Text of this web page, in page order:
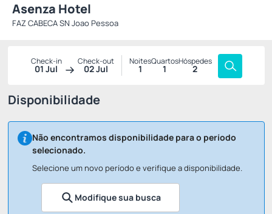
Asenza Hotel
FAZ CABECA SN Joao Pessoa
Check-in
01 Jul
Check-out
02 Jul
Noites
1
Quartos
1
Hóspedes
2
Disponibilidade
Não encontramos disponibilidade para o período
selecionado.
Selecione um novo período e verifique a disponibilidade.
Modifique sua busca